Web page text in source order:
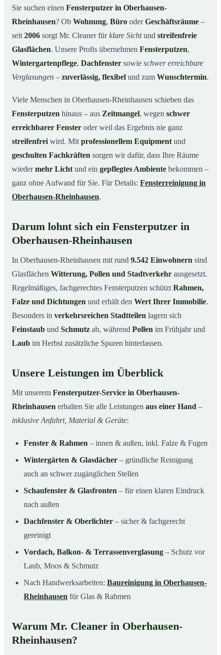
04Warum Mr. Cleaner in Oberhausen-Rheinhausen?
05So funktioniert’s
06Fensterputzer in Oberhausen-Rheinhausen &
Umgebung
Oberhausen-Rheinhausen im Einsatz
Sie suchen einen Fensterputzer in Oberhausen-
Rheinhausen? Ob Wohnung, Büro oderGeschäftsräume –
seit2006 sorgt Mr. Cleaner fürklare Sichtund streifenfreie
Glasflächen. Unsere Profis übernehmen Fensterputzen,
Wintergartenpflege, Dachfenster sowie schwer erreichbare
Verglasungen – zuverlässig, flexibel und zum Wunschtermin.
Viele Menschen in Oberhausen-Rheinhausen schieben das
Fensterputzen hinaus – aus Zeitmangel, wegen schwer
erreichbarer Fenster oder weil das Ergebnis nie ganz
streifenfreiwird. Mitprofessionellem Equipmentund
geschulten Fachkräften sorgen wir dafür, dass Ihre Räume
wiedermehr Lichtund ein gepflegtes Ambiente bekommen –
ganz ohne Aufwand für Sie. Für Details: Fensterreinigung in
Oberhausen-Rheinhausen.
Darum lohnt sich ein Fensterputzer in
Oberhausen-Rheinhausen
In Oberhausen-Rheinhausen mit rund 9.542 Einwohnern sind
Glasflächen Witterung, Pollen und Stadtverkehr ausgesetzt.
Regelmäßiges, fachgerechtes Fensterputzen schütztRahmen,
Falze und Dichtungen und erhält den Wert Ihrer Immobilie.
Besonders in verkehrsreichen Stadtteilen lagern sich
Feinstaub und Schmutz ab, während Pollen im Frühjahr und
Laub im Herbst zusätzliche Spuren hinterlassen.
Unsere Leistungen im Überblick
Mit unserem Fensterputzer-Service in Oberhausen-
Rheinhausen erhalten Sie alle Leistungen aus einer Hand –
inklusive Anfahrt, Material & Geräte:
Fenster & Rahmen – innen & außen, inkl. Falze & Fugen
Wintergärten & Glasdächer – gründliche Reinigung
auch an schwer zugänglichen Stellen
Schaufenster & Glasfronten – für einen klaren Eindruck
nach außen
Dachfenster & Oberlichter – sicher & fachgerecht
gereinigt
Vordach, Balkon- & Terrassenverglasung – Schutz vor
Laub, Moos & Schmutz
Nach Handwerksarbeiten: Baureinigung in Oberhausen-
Rheinhausen für Glas & Rahmen
Warum Mr. Cleaner in Oberhausen-
Rheinhausen?